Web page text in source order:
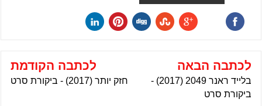
לכתבה הבאה
בלייד ראנר 2049 (2017) -
ביקורת סרט
לכתבה הקודמת
חזק יותר (2017) - ביקורת סרט